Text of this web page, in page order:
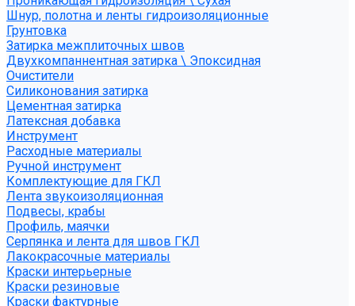
Шнур, полотна и ленты гидроизоляционные
Грунтовка
Затирка межплиточных швов
Двухкомпаннентная затирка \ Эпоксидная
Очистители
Силиконования затирка
Цементная затирка
Латексная добавка
Инструмент
Расходные материалы
Ручной инструмент
Комплектующие для ГКЛ
Лента звукоизоляционная
Подвесы, крабы
Профиль, маячки
Серпянка и лента для швов ГКЛ
Лакокрасочные материалы
Краски интерьерные
Краски резиновые
Краски фактурные